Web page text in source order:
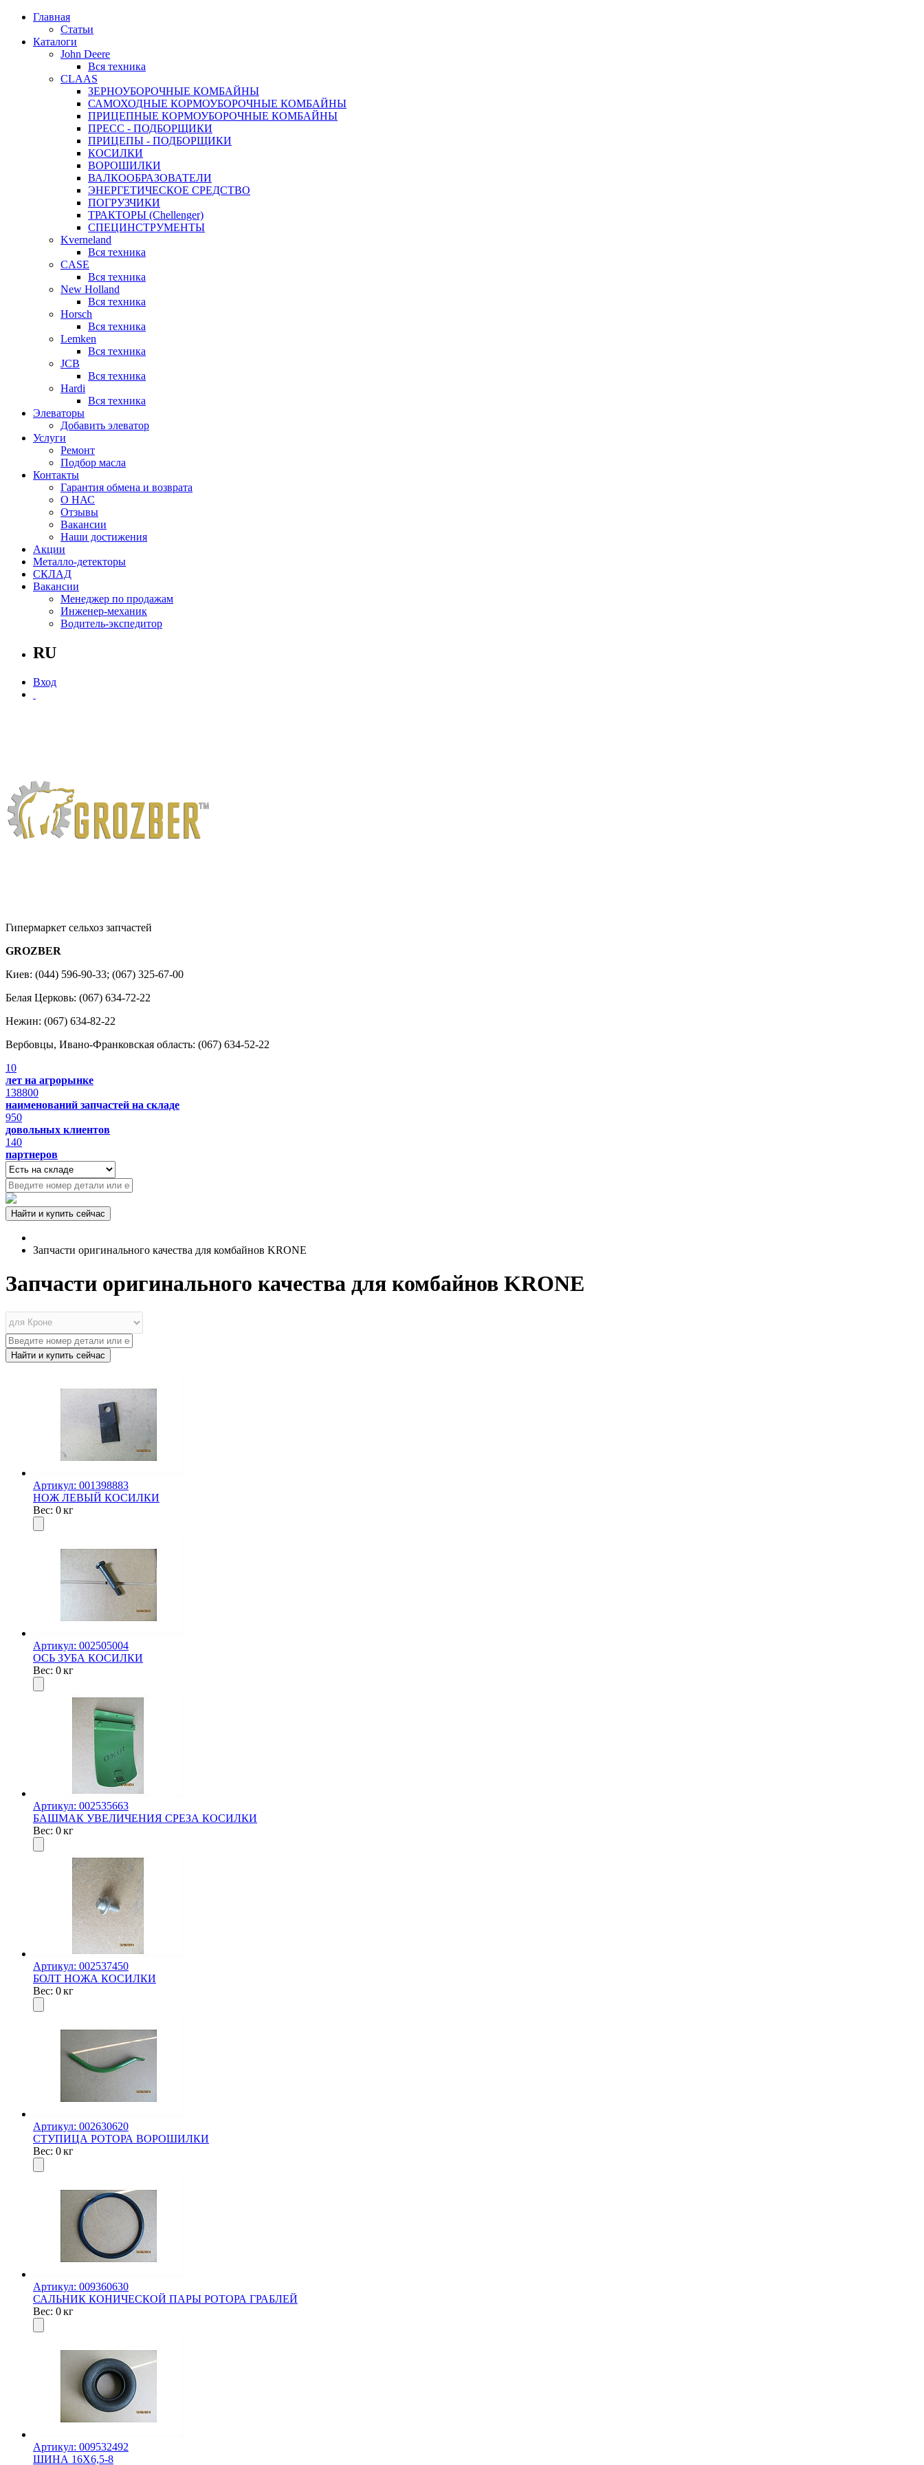
Главная
Статьи
Каталоги
John Deere
Вся техника
CLAAS
ЗЕРНОУБОРОЧНЫЕ КОМБАЙНЫ
САМОХОДНЫЕ КОРМОУБОРОЧНЫЕ КОМБАЙНЫ
ПРИЦЕПНЫЕ КОРМОУБОРОЧНЫЕ КОМБАЙНЫ
ПРЕСС - ПОДБОРЩИКИ
ПРИЦЕПЫ - ПОДБОРЩИКИ
КОСИЛКИ
ВОРОШИЛКИ
ВАЛКООБРАЗОВАТЕЛИ
ЭНЕРГЕТИЧЕСКОЕ СРЕДСТВО
ПОГРУЗЧИКИ
ТРАКТОРЫ (Chellenger)
СПЕЦИНСТРУМЕНТЫ
Kverneland
Вся техника
CASE
Вся техника
New Holland
Вся техника
Horsch
Вся техника
Lemken
Вся техника
JCB
Вся техника
Hardi
Вся техника
Элеваторы
Добавить элеватор
Услуги
Ремонт
Подбор масла
Контакты
Гарантия обмена и возврата
О НАС
Отзывы
Вакансии
Наши достижения
Акции
Металло-детекторы
СКЛАД
Вакансии
Менеджер по продажам
Инженер-механик
Водитель-экспедитор
RU
Вход
Гипермаркет сельхоз запчастей
GROZBER
Киев: (044) 596-90-33; (067) 325-67-00
Белая Церковь: (067) 634-72-22
Нежин: (067) 634-82-22
Вербовцы, Ивано-Франковская область: (067) 634-52-22
10
лет на агрорынке
138800
наименований запчастей на складе
950
довольных клиентов
140
партнеров
Запчасти оригинального качества для комбайнов KRONE
Запчасти оригинального качества для комбайнов KRONE
Артикул: 001398883
НОЖ ЛЕВЫЙ КОСИЛКИ
Вес: 0 кг
Артикул: 002505004
ОСЬ ЗУБА КОСИЛКИ
Вес: 0 кг
Артикул: 002535663
БАШМАК УВЕЛИЧЕНИЯ СРЕЗА КОСИЛКИ
Вес: 0 кг
Артикул: 002537450
БОЛТ НОЖА КОСИЛКИ
Вес: 0 кг
Артикул: 002630620
СТУПИЦА РОТОРА ВОРОШИЛКИ
Вес: 0 кг
Артикул: 009360630
САЛЬНИК КОНИЧЕСКОЙ ПАРЫ РОТОРА ГРАБЛЕЙ
Вес: 0 кг
Артикул: 009532492
ШИНА 16Х6,5-8